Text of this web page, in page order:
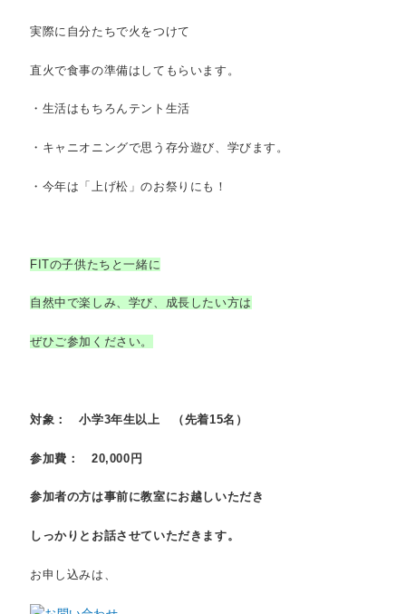
実際に自分たちで火をつけて
直火で食事の準備はしてもらいます。
・生活はもちろんテント生活
・キャニオニングで思う存分遊び、学びます。
・今年は「上げ松」のお祭りにも！
FITの子供たちと一緒に
自然中で楽しみ、学び、成長したい方は
ぜひご参加ください。
対象： 小学3年生以上 （先着15名）
参加費： 20,000円
参加者の方は事前に教室にお越しいただき
しっかりとお話させていただきます。
お申し込みは、